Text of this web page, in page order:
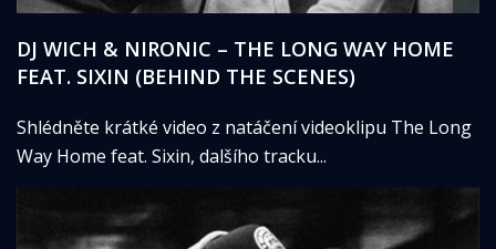
DJ WICH & NIRONIC – THE LONG WAY HOME
FEAT. SIXIN (BEHIND THE SCENES)
Shlédněte krátké video z natáčení videoklipu The Long
Way Home feat. Sixin, dalšího tracku...